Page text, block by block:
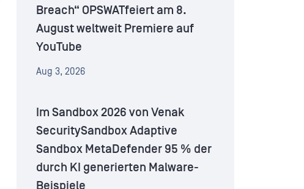
Breach“ OPSWATfeiert am 8.
August weltweit Premiere auf
YouTube
Aug 3, 2026
Im Sandbox 2026 von Venak
SecuritySandbox Adaptive
Sandbox MetaDefender 95 % der
durch KI generierten Malware-
Beispiele